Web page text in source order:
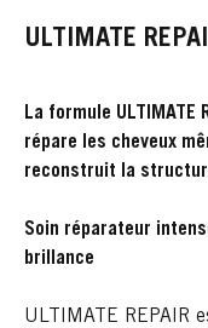
ULTIMATE
La formule ULTIMATE
répare les cheveux
reconstruit la
Soin réparateur
brillance
ULTIMATE REPAIR